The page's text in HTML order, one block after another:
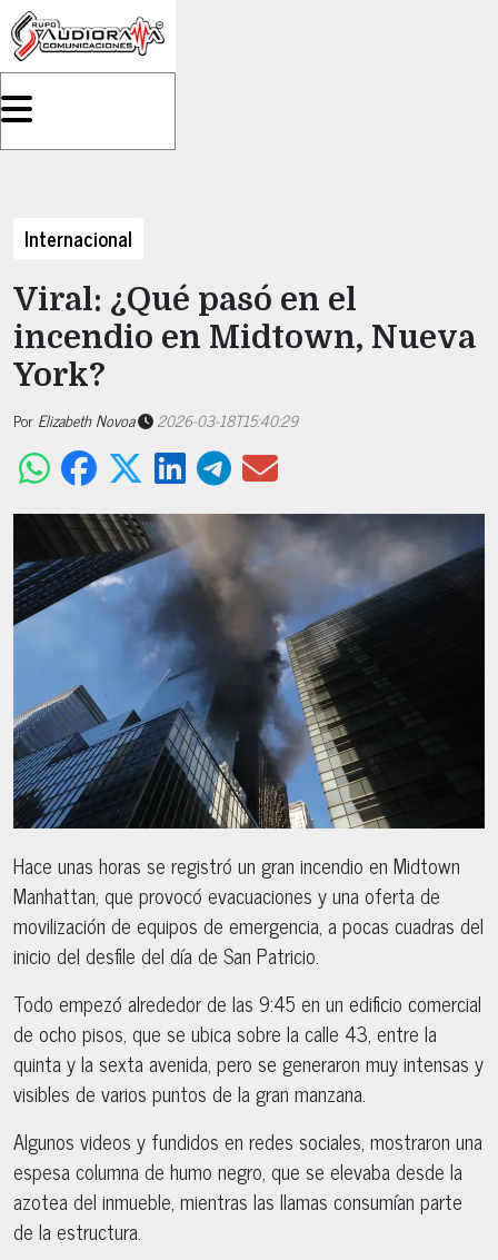
Internacional
Viral: ¿Qué pasó en el
incendio en Midtown, Nueva
York?
Por Elizabeth Novoa 2026-03-18T15:40:29
Hace unas horas se registró un gran incendio en Midtown
Manhattan, que provocó evacuaciones y una oferta de
movilización de equipos de emergencia, a pocas cuadras del
inicio del desfile del día de San Patricio.
Todo empezó alrededor de las 9:45 en un edificio comercial
de ocho pisos, que se ubica sobre la calle 43, entre la
quinta y la sexta avenida, pero se generaron muy intensas y
visibles de varios puntos de la gran manzana.
Algunos videos y fundidos en redes sociales, mostraron una
espesa columna de humo negro, que se elevaba desde la
azotea del inmueble, mientras las llamas consumían parte
de la estructura.